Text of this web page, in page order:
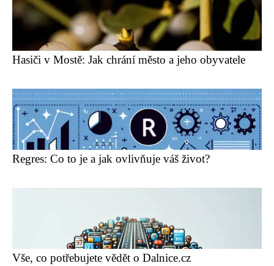
Hasiči v Mostě: Jak chrání město a jeho obyvatele
Regres: Co to je a jak ovlivňuje váš život?
Vše, co potřebujete vědět o Dalnice.cz